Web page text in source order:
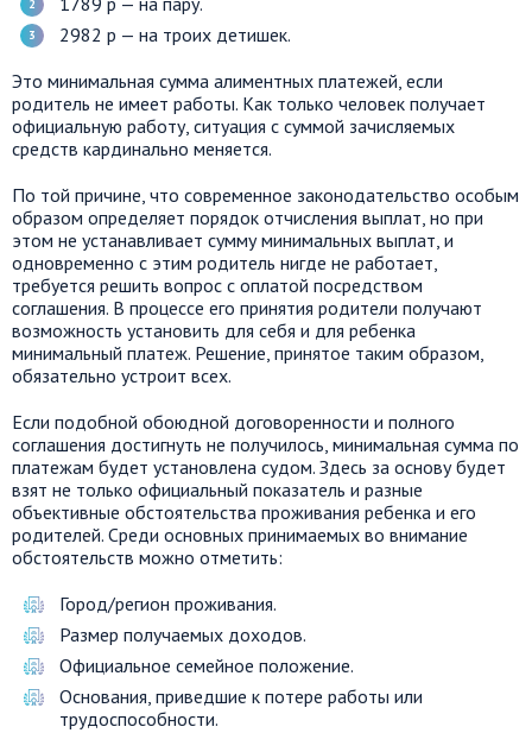
2982 р — на троих детишек.
Это минимальная сумма алиментных платежей, если
родитель не имеет работы. Как только человек получает
официальную работу, ситуация с суммой зачисляемых
средств кардинально меняется.
По той причине, что современное законодательство особым
образом определяет порядок отчисления выплат, но при
этом не устанавливает сумму минимальных выплат, и
одновременно с этим родитель нигде не работает,
требуется решить вопрос с оплатой посредством
соглашения. В процессе его принятия родители получают
возможность установить для себя и для ребенка
минимальный платеж. Решение, принятое таким образом,
обязательно устроит всех.
Если подобной обоюдной договоренности и полного
соглашения достигнуть не получилось, минимальная сумма по
платежам будет установлена судом. Здесь за основу будет
взят не только официальный показатель и разные
объективные обстоятельства проживания ребенка и его
родителей. Среди основных принимаемых во внимание
обстоятельств можно отметить:
Город/регион проживания.
Размер получаемых доходов.
Официальное семейное положение.
Основания, приведшие к потере работы или
трудоспособности.